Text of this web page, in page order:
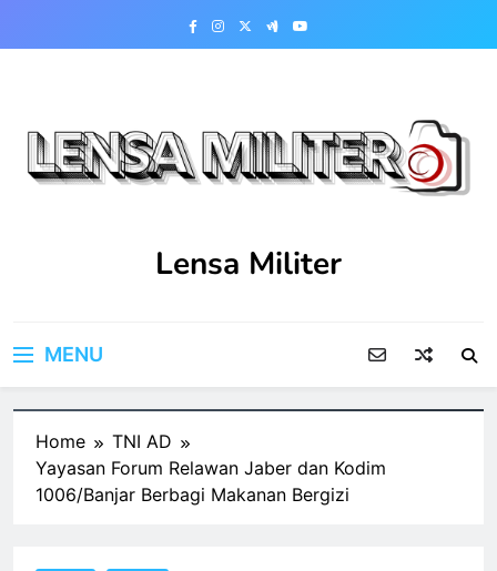
Lensa Militer
MENU
Home
TNI AD
Yayasan Forum Relawan Jaber dan Kodim
1006/Banjar Berbagi Makanan Bergizi